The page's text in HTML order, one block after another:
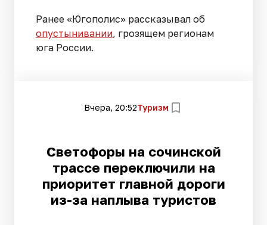
Ранее «Югополис» рассказывал об
опустынивании, грозящем регионам
юга России.
Вчера, 20:52Туризм
Светофоры на сочинской
трассе переключили на
приоритет главной дороги
из-за наплыва туристов